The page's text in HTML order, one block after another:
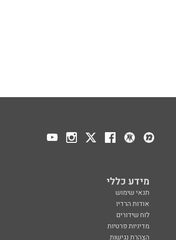
מידע כללי
תנאי שימוש
אודות הרדיו
לוח שידורים
מדיניות פרטיות
הצהרת נגישות